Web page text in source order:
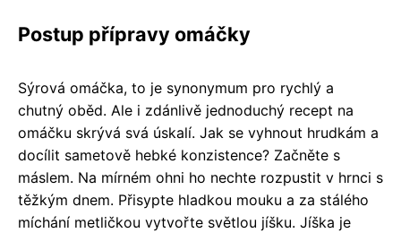
Postup přípravy omáčky
Sýrová omáčka, to je synonymum pro rychlý a
chutný oběd. Ale i zdánlivě jednoduchý recept na
omáčku skrývá svá úskalí. Jak se vyhnout hrudkám a
docílit sametově hebké konzistence? Začněte s
máslem. Na mírném ohni ho nechte rozpustit v hrnci s
těžkým dnem. Přisypte hladkou mouku a za stálého
míchání metličkou vytvořte světlou jíšku. Jíška je